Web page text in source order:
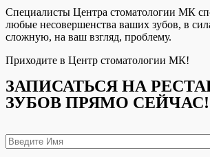
Специалисты Центра стоматологии МК
любые несовершенства ваших зубов, в
сложную, на ваш взгляд, проблему.
Приходите в Центр стоматологии МК!
ЗАПИСАТЬСЯ НА
ЗУБОВ ПРЯМО СЕЙЧАС!